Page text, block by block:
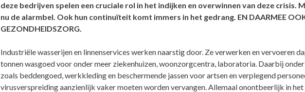
deze bedrijven spelen een cruciale rol in het indijken en overwinnen van deze crisis.
nu de alarmbel. Ook hun continuïteit komt immers in het gedrang. EN DAARMEE
GEZONDHEIDSZORG.
Industriële wasserijen en linnenservices werken naarstig door. Ze verwerken en vervoeren
tonnen wasgoed voor onder meer ziekenhuizen, woonzorgcentra, laboratoria. Daarbij
zoals beddengoed, werkkleding en beschermende jassen voor artsen en verplegend
virusverspreiding aanzienlijk vaker moeten worden vervangen. Allemaal onontbeerlijk in